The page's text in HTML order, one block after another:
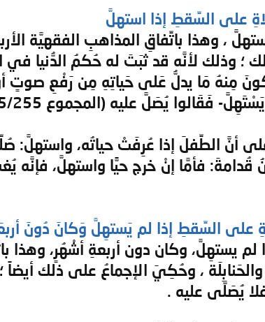
على السِّقطِ إذا استهلَّ
، وهذا باتِّفاقِ المذاهبِ الفقهيَّة
وذلك لأنَّه قد ثبَتَ له حُكمُ الدُّنيا في
مِنهُ مَا يدلُّ عَلى حَياتِهِ مِن رَفْعِ صوتٍ
فَقَالوا يُصَلَّ عليه (المجموع 5/255).
على السِّقطِ إذا لم يَستهِلَّ وَكانَ دُونَ
يستهِلَّ، وكان دون أربعةِ أشْهُرٍ، وهذا
والحَنابِلَة ، وحُكِيَ الإجماعُ على ذلك
يُصَلَّى عليه .